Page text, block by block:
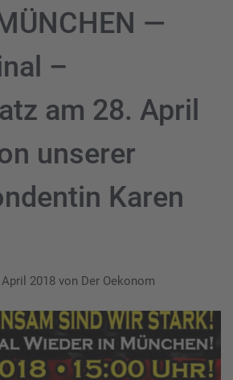
—
–
am 28. April
unserer
Karen
April 2018 von Der Oekonom